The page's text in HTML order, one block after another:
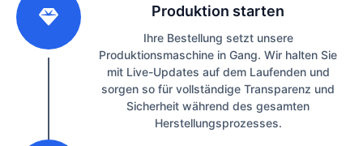
Produktion starten
Ihre Bestellung setzt unsere
Produktionsmaschine in Gang. Wir halten Sie
mit Live-Updates auf dem Laufenden und
sorgen so für vollständige Transparenz und
Sicherheit während des gesamten
Herstellungsprozesses.